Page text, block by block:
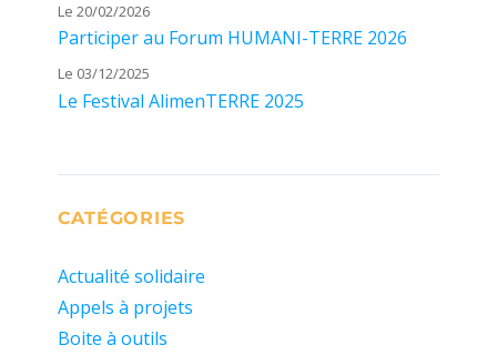
Le 20/02/2026
Participer au Forum HUMANI-TERRE 2026
Le 03/12/2025
Le Festival AlimenTERRE 2025
CATÉGORIES
Actualité solidaire
Appels à projets
Boite à outils